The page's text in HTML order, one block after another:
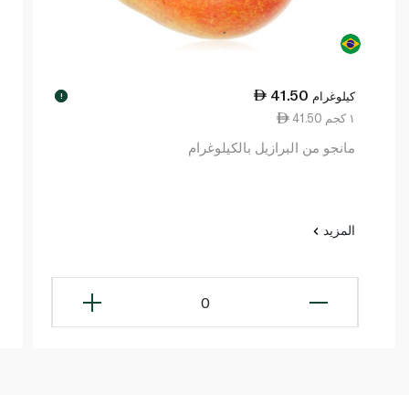
41.50 كيلوغرام !
41.50 ١ كجم
مانجو من البرازيل بالكيلوغرام
المزيد
0